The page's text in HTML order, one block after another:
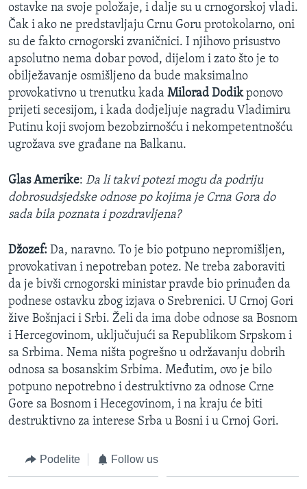
ostavke na svoje položaje, i dalje su u crnogorskoj vladi.
Čak i ako ne predstavljaju Crnu Goru protokolarno, oni
su de fakto crnogorski zvaničnici. I njihovo prisustvo
apsolutno nema dobar povod, dijelom i zato što je to
obilježavanje osmišljeno da bude maksimalno
provokativno u trenutku kada Milorad Dodikponovo
prijeti secesijom, i kada dodjeljuje nagradu Vladimiru
Putinu koji svojom bezobzirnošću i nekompetentnošću
ugrožava sve građane na Balkanu.
Glas Amerike: Da li takvi potezi mogu da podriju
dobrosudsjedske odnose po kojima je Crna Gora do
sada bila poznata i pozdravljena?
Džozef: Da, naravno. To je bio potpuno nepromišljen,
provokativan i nepotreban potez. Ne treba zaboraviti
da je bivši crnogorski ministar pravde bio prinuđen da
podnese ostavku zbog izjava o Srebrenici. U Crnoj Gori
žive Bošnjaci i Srbi. Želi da ima dobe odnose sa Bosnom
i Hercegovinom, uključujući sa Republikom Srpskom i
sa Srbima. Nema ništa pogrešno u održavanju dobrih
odnosa sa bosanskim Srbima. Međutim, ovo je bilo
potpuno nepotrebno i destruktivno za odnose Crne
Gore sa Bosnom i Hecegovinom, i na kraju će biti
destruktivno za interese Srba u Bosni i u Crnoj Gori.
Podelite Follow us